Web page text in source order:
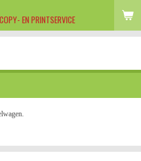
EN PRINTSERVICE